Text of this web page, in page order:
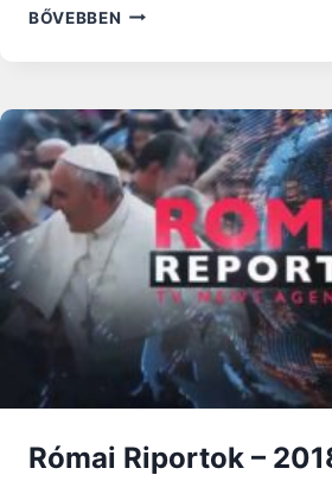
BŐVEBBEN RÓMAI
ÁPRILIS
14.
Római Riportok –